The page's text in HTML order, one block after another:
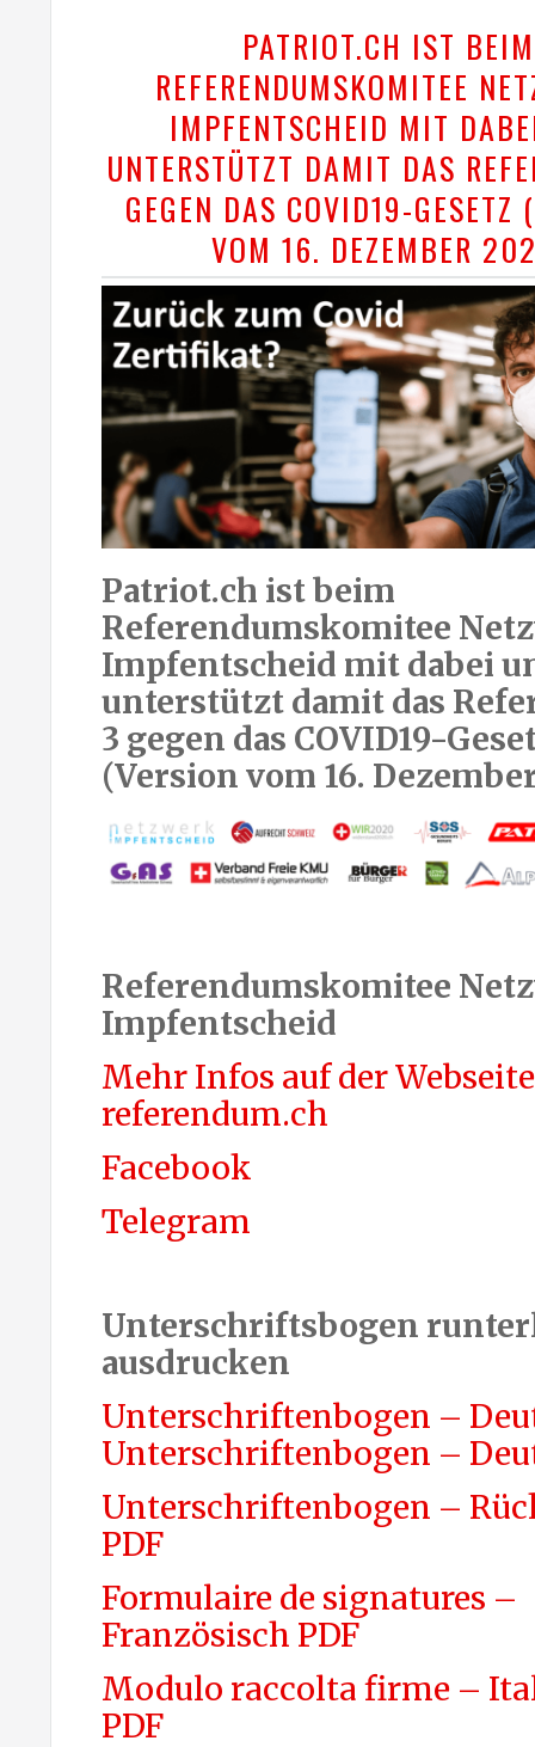
PATRIOT.CH IST BEIM
REFERENDUMSKOMITEE
IMPFENTSCHEID MIT
UNTERSTÜTZT DAMIT DAS
GEGEN DAS COVID19-GESETZ
VOM 16. DEZEMBER
Patriot.ch ist beim
Referendumskomitee
Impfentscheid mit dabei
unterstützt damit das
3 gegen das COVID19-
(Version vom 16.
Referendumskomitee
Impfentscheid
Mehr Infos auf der
referendum.ch
Facebook
Telegram
Unterschriftsbogen
ausdrucken
Unterschriftenbogen –
Unterschriftenbogen –
Unterschriftenbogen –
PDF
Formulaire de signatures –
Französisch PDF
Modulo raccolta firme –
PDF